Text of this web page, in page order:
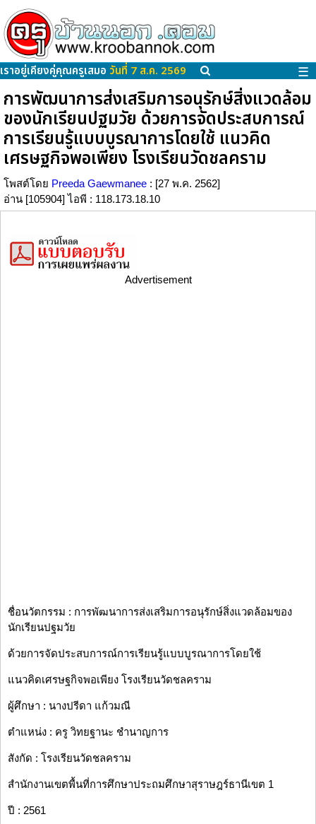
เราอยู่เคียงคู่คุณครูเสมอ วันที่ 7 ส.ค. 2569 ☰
การพัฒนาการส่งเสริมการอนุรักษ์สิ่งแวดล้อม
ของนักเรียนปฐมวัย ด้วยการจัดประสบการณ์
การเรียนรู้แบบบูรณาการโดยใช้ แนวคิด
เศรษฐกิจพอเพียง โรงเรียนวัดชลคราม
โพสต์โดย Preeda Gaewmanee : [27 พ.ค. 2562]
อ่าน [105904] ไอพี : 118.173.18.10
Advertisement
ชื่อนวัตกรรม : การพัฒนาการส่งเสริมการอนุรักษ์สิ่งแวดล้อมของ
นักเรียนปฐมวัย
ด้วยการจัดประสบการณ์การเรียนรู้แบบบูรณาการโดยใช้
แนวคิดเศรษฐกิจพอเพียง โรงเรียนวัดชลคราม
ผู้ศึกษา : นางปรีดา แก้วมณี
ตำแหน่ง : ครู วิทยฐานะ ชำนาญการ
สังกัด : โรงเรียนวัดชลคราม
สำนักงานเขตพื้นที่การศึกษาประถมศึกษาสุราษฎร์ธานีเขต 1
ปี : 2561